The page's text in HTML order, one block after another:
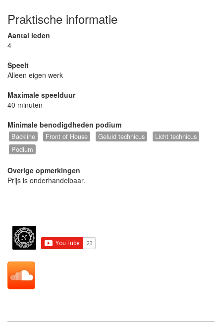
Praktische informatie
Aantal leden
4
Speelt
Alleen eigen werk
Maximale speelduur
40 minuten
Minimale benodigdheden podium
Backline Front of House Geluid technicus
Licht technicus
Podium
Overige opmerkingen
Prijs is onderhandelbaar.